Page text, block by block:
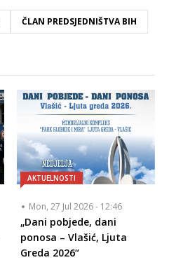
ČLAN PREDSJEDNIŠTVA BIH
AKTUELNOSTI
Mon, 27 Jul 2026 - 12:46
„Dani pobjede, dani
ponosa – Vlašić, Ljuta
Greda 2026“